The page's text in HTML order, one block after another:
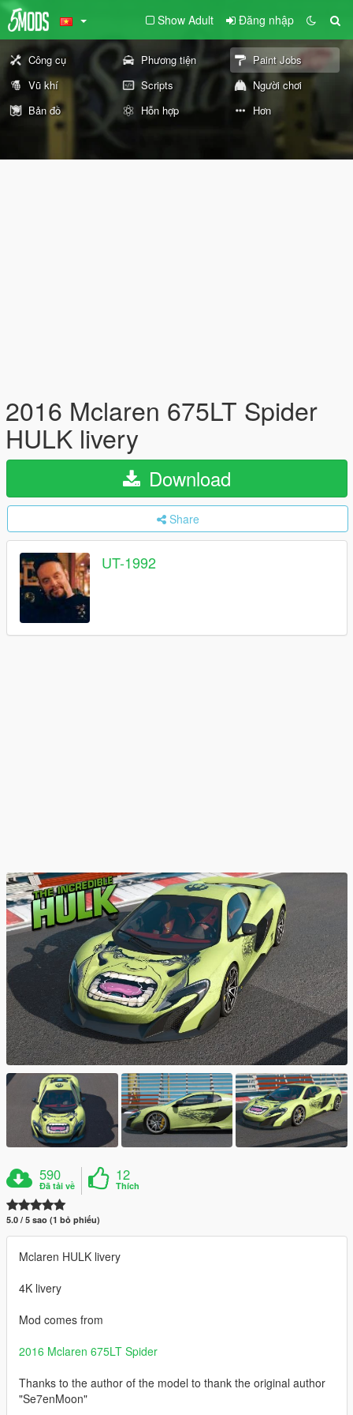
Show Adult Đăng nhập
Công cụ Phương tiện
Paint Jobs
Vũ khí
Scripts
Người chơi
Bản đồ
Hỗn hợp Hơn
2016 Mclaren 675LT Spider
HULK livery
Download
Share
UT-1992
590
Đã tải về
12
Thích
5.0 / 5 sao (1 bỏ phiếu)
Mclaren HULK livery
4K livery
Mod comes from
2016 Mclaren 675LT Spider
Thanks to the author of the model to thank the original author
"Se7enMoon"